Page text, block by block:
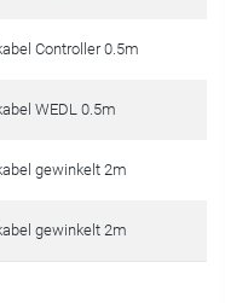
Controller 0.5m
WEDL 0.5m
gewinkelt 2m
gewinkelt 2m